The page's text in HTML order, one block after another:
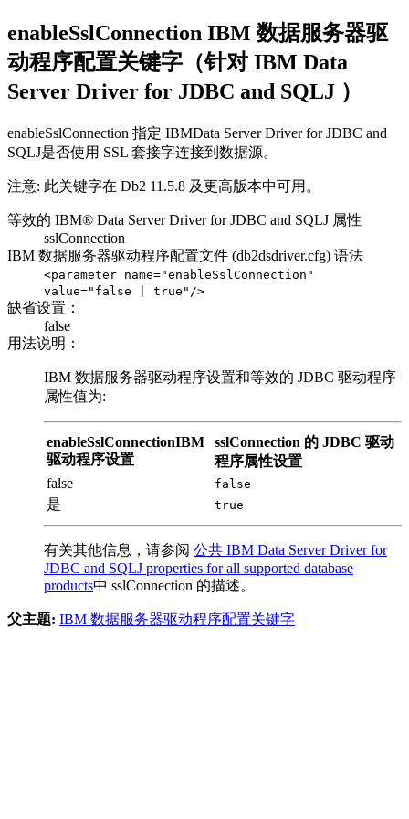
enableSslConnection IBM 数据服务器驱
动程序配置关键字（针对 IBM Data
Server Driver for JDBC and SQLJ ）
enableSslConnection 指定 IBMData Server Driver for JDBC and
SQLJ是否使用 SSL 套接字连接到数据源。
注意: 此关键字在 Db2 11.5.8 及更高版本中可用。
等效的 IBM® Data Server Driver for JDBC and SQLJ 属性
sslConnection
IBM 数据服务器驱动程序配置文件 (db2dsdriver.cfg) 语法
<parameter name="enableSslConnection"
value="false | true"/>
缺省设置：
false
用法说明：
IBM 数据服务器驱动程序设置和等效的 JDBC 驱动程序
属性值为:
enableSslConnectionIBM
驱动程序设置
sslConnection 的 JDBC 驱动
程序属性设置
false
false
是 true
有关其他信息，请参阅 公共 IBM Data Server Driver for
JDBC and SQLJ properties for all supported database
products中 sslConnection 的描述。
父主题: IBM 数据服务器驱动程序配置关键字